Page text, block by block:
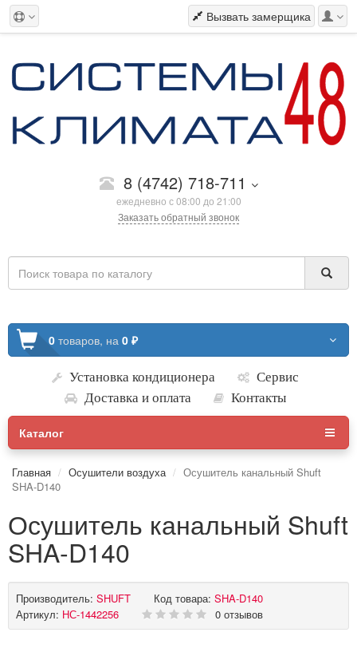
Вызвать замерщика
8 (4742) 718-711
ежедневно с 08:00 до 21:00
Заказать обратный звонок
0 товаров, на 0 ₽
Установка кондиционера
Сервис
Доставка и оплата
Контакты
Каталог
Главная Осушители воздуха
Осушитель канальный Shuft
SHA-D140
Осушитель канальный Shuft
SHA-D140
Производитель: SHUFT Код товара: SHA-D140
Артикул: НС-1442256 0 отзывов